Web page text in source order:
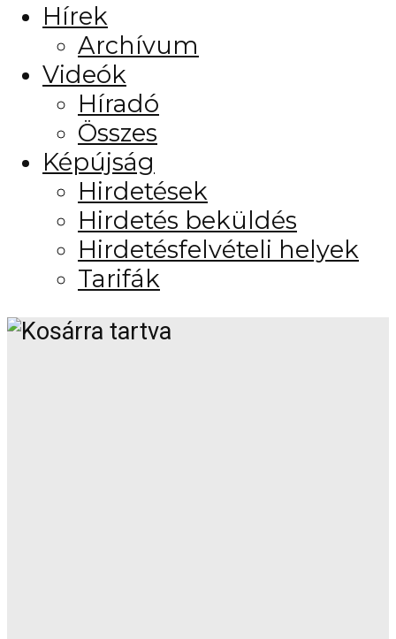
Hírek
Archívum
Videók
Híradó
Összes
Képújság
Hirdetések
Hirdetés beküldés
Hirdetésfelvételi helyek
Tarifák